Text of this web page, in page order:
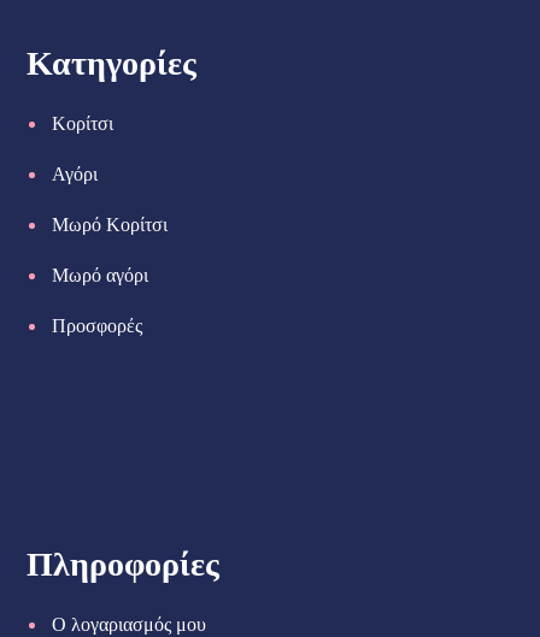
Κατηγορίες
Κορίτσι
Αγόρι
Μωρό Κορίτσι
Μωρό αγόρι
Προσφορές
Πληροφορίες
Ο λογαριασμός μου